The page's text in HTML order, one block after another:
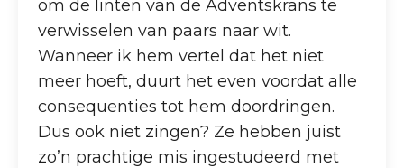
om de linten van de Adventskrans te
verwisselen van paars naar wit.
Wanneer ik hem vertel dat het niet
meer hoeft, duurt het even voordat alle
consequenties tot hem doordringen.
Dus ook niet zingen? Ze hebben juist
zo’n prachtige mis ingestudeerd met